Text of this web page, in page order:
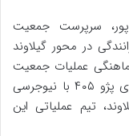
سرپرست جمعیت
در محور گیلاوند
عملیات جمعیت
هلال‌احمر مبنی بر برخورد یک دستگاه خودروی پژو ۴۰۵ با نیوجرسی
تیم عملیاتی این